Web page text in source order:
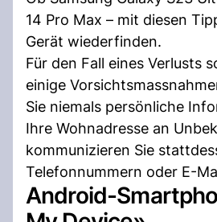
14 Pro Max – mit diesen
Gerät wiederfinden.
Für den Fall eines Verlusts
einige
Sie niemals persönliche
Ihre Wohnadresse an
kommunizieren Sie
Telefonnummern oder E-
Android-